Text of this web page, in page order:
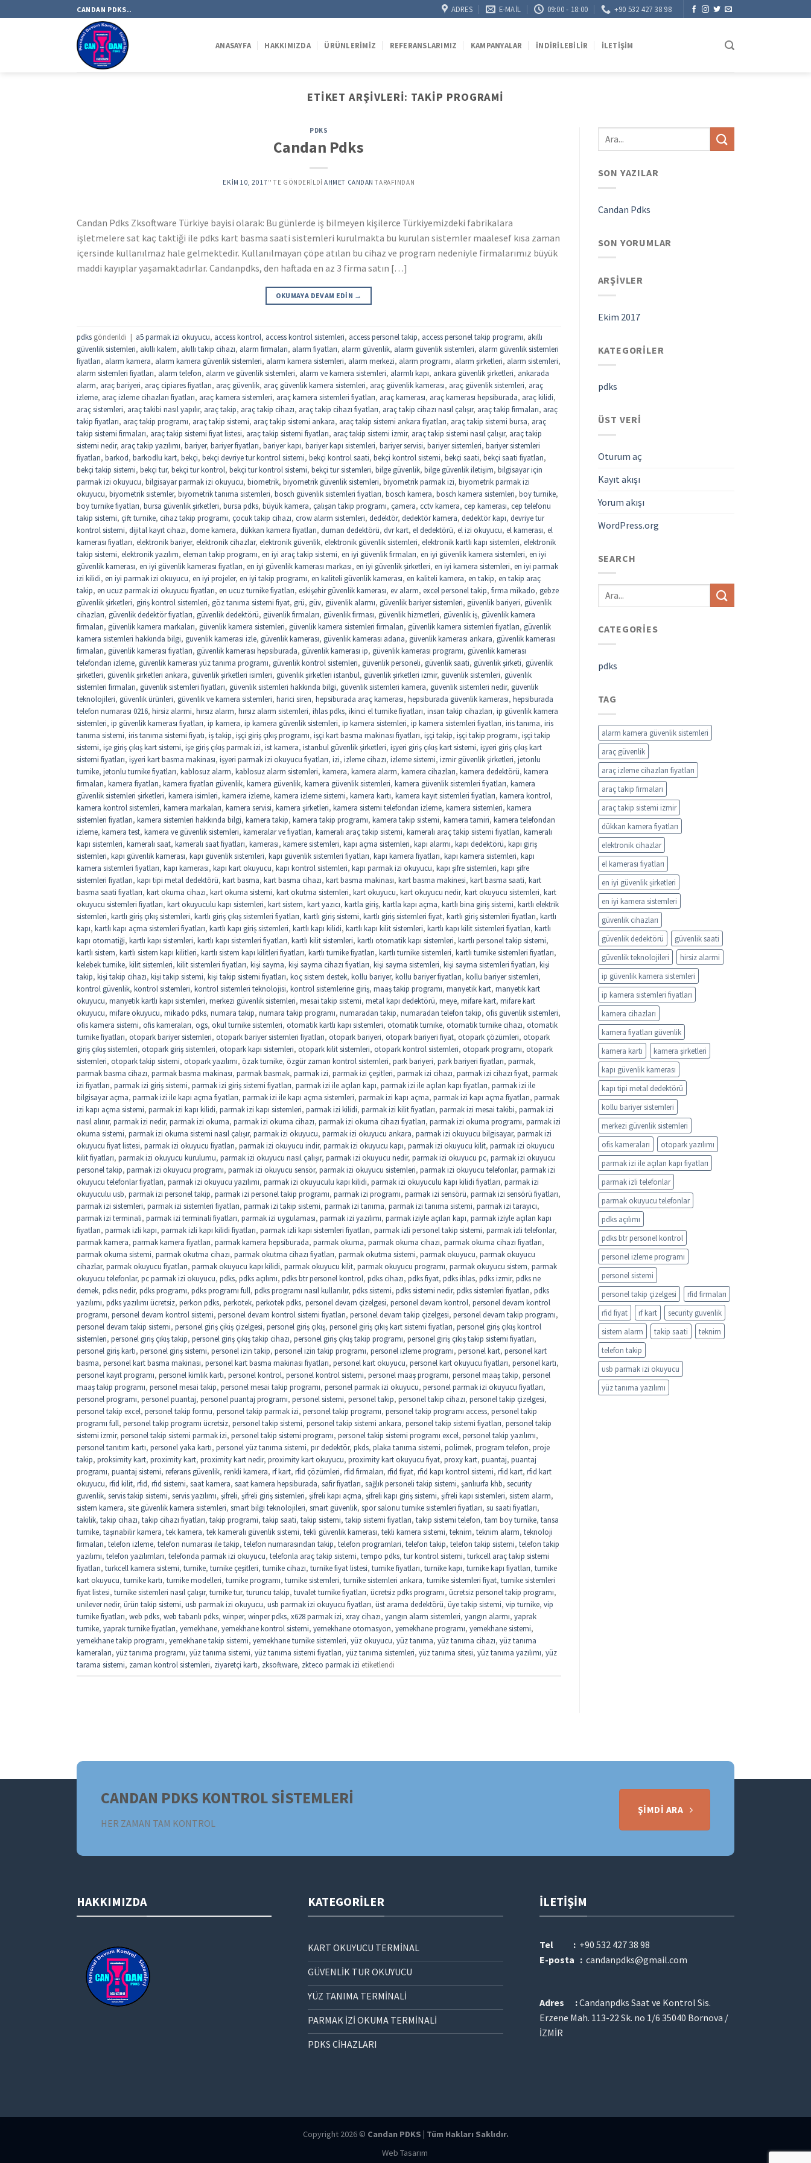
to
CANDAN PDKS.. ADRES E-MAIL 09:00 - 18:00 +90 532 427 38 98
ANASAYFA HAKKIMIZDA ÜRÜNLERIMIZ REFERANSLARIMIZ KAMPANYALAR İNDIRILEBILIR İLETIŞIM
ETIKET ARŞIVLERI: TAKIP PROGRAMI
PDKS
Candan Pdks
EKIM 10, 2017’' TE GÖNDERILDI AHMET CANDAN TARAFINDAN
Candan Pdks Zksoftware Türkiye bayisi olarak: Bu günlerde iş bilmeyen kişilerce Türkiyemizdeki fabrikalara
işletmelere sat kaç taktiği ile pdks kart basma saati sistemleri kurulmakta bu kurulan sistemler maalesef kısa zaman
içersinde kullanılmaz hale gelmektedir. Kullanılmayan çöpe atılan bu cihaz ve program nedeniyle firmalarımız büyük
maddi kayıplar yaşamaktadırlar. Candanpdks, den haftada en az 3 firma satın […]
OKUMAYA DEVAM EDIN →
pdks gönderildi | a5 parmak izi okuyucu, access kontrol, access kontrol sistemleri, access personel takip, access personel takip programı, akıllı
güvenlik sistemleri, akıllı kalem, akıllı takip cihazı, alarm firmaları, alarm fiyatları, alarm güvenlik, alarm güvenlik sistemleri, alarm güvenlik sistemleri
fiyatları, alarm kamera, alarm kamera güvenlik sistemleri, alarm kamera sistemleri, alarm merkezi, alarm programı, alarm şirketleri, alarm sistemleri,
alarm sistemleri fiyatları, alarm telefon, alarm ve güvenlik sistemleri, alarm ve kamera sistemleri, alarmlı kapı, ankara güvenlik şirketleri, ankarada
alarm, araç bariyeri, araç cipiares fiyatları, araç güvenlik, araç güvenlik kamera sistemleri, araç güvenlik kamerası, araç güvenlik sistemleri, araç
izleme, araç izleme cihazları fiyatları, araç kamera sistemleri, araç kamera sistemleri fiyatları, araç kamerası, araç kamerası hepsiburada, araç kilidi,
araç sistemleri, araç takibi nasıl yapılır, araç takip, araç takip cihazı, araç takip cihazı fiyatları, araç takip cihazı nasıl çalışır, araç takip firmaları, araç
takip fiyatları, araç takip programı, araç takip sistemi, araç takip sistemi ankara, araç takip sistemi ankara fiyatları, araç takip sistemi bursa, araç
takip sistemi firmaları, araç takip sistemi fiyat listesi, araç takip sistemi fiyatları, araç takip sistemi izmir, araç takip sistemi nasıl çalışır, araç takip
sistemi nedir, araç takip yazılımı, bariyer, bariyer fiyatları, bariyer kapı, bariyer kapı sistemleri, bariyer servisi, bariyer sistemleri, bariyer sistemleri
fiyatları, barkod, barkodlu kart, bekçi, bekçi devriye tur kontrol sistemi, bekçi kontrol saati, bekçi kontrol sistemi, bekçi saati, bekçi saati fiyatları,
bekçi takip sistemi, bekçi tur, bekçi tur kontrol, bekçi tur kontrol sistemi, bekçi tur sistemleri, bilge güvenlik, bilge güvenlik iletişim, bilgisayar için
parmak izi okuyucu, bilgisayar parmak izi okuyucu, biometrik, biyometrik güvenlik sistemleri, biyometrik parmak izi, biyometrik parmak izi
okuyucu, biyometrik sistemler, biyometrik tanıma sistemleri, bosch güvenlik sistemleri fiyatları, bosch kamera, bosch kamera sistemleri, boy turnike,
boy turnike fiyatları, bursa güvenlik şirketleri, bursa pdks, büyük kamera, çalışan takip programı, çamera, cctv kamera, cep kamerası, cep telefonu
takip sistemi, çift turnike, cihaz takip programı, çocuk takip cihazı, crow alarm sistemleri, dedektör, dedektör kamera, dedektör kapı, devriye tur
kontrol sistemi, dijital kayıt cihazı, dome kamera, dükkan kamera fiyatları, duman dedektörü, dvr kart, el dedektörü, el izi okuyucu, el kamerası, el
kamerası fiyatları, elektronik bariyer, elektronik cihazlar, elektronik güvenlik, elektronik güvenlik sistemleri, elektronik kartlı kapı sistemleri, elektronik
takip sistemi, elektronik yazılım, eleman takip programı, en iyi araç takip sistemi, en iyi güvenlik firmaları, en iyi güvenlik kamera sistemleri, en iyi
güvenlik kamerası, en iyi güvenlik kamerası fiyatları, en iyi güvenlik kamerası markası, en iyi güvenlik şirketleri, en iyi kamera sistemleri, en iyi parmak
izi kilidi, en iyi parmak izi okuyucu, en iyi projeler, en iyi takip programı, en kaliteli güvenlik kamerası, en kaliteli kamera, en takip, en takip araç
takip, en ucuz parmak izi okuyucu fiyatları, en ucuz turnike fiyatları, eskişehir güvenlik kamerası, ev alarm, excel personel takip, firma mikado, gebze
güvenlik şirketleri, giriş kontrol sistemleri, göz tanıma sistemi fiyat, grü, güv, güvenlik alarmı, güvenlik bariyer sistemleri, güvenlik bariyeri, güvenlik
cihazları, güvenlik dedektör fiyatları, güvenlik dedektörü, güvenlik firmaları, güvenlik firması, güvenlik hizmetleri, güvenlik iş, güvenlik kamera
firmaları, güvenlik kamera markaları, güvenlik kamera sistemleri, güvenlik kamera sistemleri firmaları, güvenlik kamera sistemleri fiyatları, güvenlik
kamera sistemleri hakkında bilgi, guvenlik kamerasi izle, güvenlik kamerası, güvenlik kamerası adana, güvenlik kamerası ankara, güvenlik kamerası
firmaları, güvenlik kamerası fiyatları, güvenlik kamerası hepsiburada, güvenlik kamerası ip, güvenlik kamerası programı, güvenlik kamerası
telefondan izleme, güvenlik kamerası yüz tanıma programı, güvenlik kontrol sistemleri, güvenlik personeli, güvenlik saati, güvenlik şirketi, güvenlik
şirketleri, güvenlik şirketleri ankara, güvenlik şirketleri isimleri, güvenlik şirketleri istanbul, güvenlik şirketleri izmir, güvenlik sistemleri, güvenlik
sistemleri firmaları, güvenlik sistemleri fiyatları, güvenlik sistemleri hakkında bilgi, güvenlik sistemleri kamera, güvenlik sistemleri nedir, güvenlik
teknolojileri, güvenlik ürünleri, güvenlik ve kamera sistemleri, harici siren, hepsiburada araç kamerası, hepsiburada güvenlik kamerası, hepsiburada
telefon numarası 0216, hirsiz alarmi, hırsız alarm, hırsız alarm sistemleri, ihlas pdks, ikinci el turnike fiyatları, insan takip cihazları, ip güvenlik kamera
sistemleri, ip güvenlik kamerası fiyatları, ip kamera, ip kamera güvenlik sistemleri, ip kamera sistemleri, ip kamera sistemleri fiyatları, iris tanıma, iris
tanıma sistemi, iris tanıma sistemi fiyatı, iş takip, işçi giriş çıkış programı, işçi kart basma makinası fiyatları, işçi takip, işçi takip programı, işçi takip
sistemi, işe giriş çıkış kart sistemi, işe giriş çıkış parmak izi, ist kamera, istanbul güvenlik şirketleri, işyeri giriş çıkış kart sistemi, işyeri giriş çıkış kart
sistemi fiyatları, işyeri kart basma makinası, işyeri parmak izi okuyucu fiyatları, izi, izleme cihazı, izleme sistemi, izmir güvenlik şirketleri, jetonlu
turnike, jetonlu turnike fiyatları, kablosuz alarm, kablosuz alarm sistemleri, kamera, kamera alarm, kamera cihazları, kamera dedektörü, kamera
firmaları, kamera fiyatları, kamera fiyatları güvenlik, kamera güvenlik, kamera güvenlik sistemleri, kamera güvenlik sistemleri fiyatları, kamera
güvenlik sistemleri şirketleri, kamera isimleri, kamera izleme, kamera izleme sistemi, kamera kartı, kamera kayıt sistemleri fiyatları, kamera kontrol,
kamera kontrol sistemleri, kamera markaları, kamera servisi, kamera şirketleri, kamera sistemi telefondan izleme, kamera sistemleri, kamera
sistemleri fiyatları, kamera sistemleri hakkında bilgi, kamera takip, kamera takip programı, kamera takip sistemi, kamera tamiri, kamera telefondan
izleme, kamera test, kamera ve güvenlik sistemleri, kameralar ve fiyatları, kameralı araç takip sistemi, kameralı araç takip sistemi fiyatları, kameralı
kapı sistemleri, kameralı saat, kameralı saat fiyatları, kamerası, kamere sistemleri, kapı açma sistemleri, kapı alarmı, kapı dedektörü, kapı giriş
sistemleri, kapı güvenlik kamerası, kapı güvenlik sistemleri, kapı güvenlik sistemleri fiyatları, kapı kamera fiyatları, kapı kamera sistemleri, kapı
kamera sistemleri fiyatları, kapı kamerası, kapı kart okuyucu, kapı kontrol sistemleri, kapı parmak izi okuyucu, kapı şifre sistemleri, kapı şifre
sistemleri fiyatları, kapı tipi metal dedektörü, kart basma, kart basma cihazı, kart basma makinası, kart basma makinesi, kart basma saati, kart
basma saati fiyatları, kart okuma cihazı, kart okuma sistemi, kart okutma sistemleri, kart okuyucu, kart okuyucu nedir, kart okuyucu sistemleri, kart
okuyucu sistemleri fiyatları, kart okuyuculu kapı sistemleri, kart sistem, kart yazıcı, kartla giriş, kartla kapı açma, kartlı bina giriş sistemi, kartlı elektrik
sistemleri, kartlı giriş çıkış sistemleri, kartlı giriş çıkış sistemleri fiyatları, kartlı giriş sistemi, kartlı giriş sistemleri fiyat, kartlı giriş sistemleri fiyatları, kartlı
kapı, kartlı kapı açma sistemleri fiyatları, kartlı kapı giriş sistemleri, kartlı kapı kilidi, kartlı kapı kilit sistemleri, kartlı kapı kilit sistemleri fiyatları, kartlı
kapı otomatiği, kartlı kapı sistemleri, kartlı kapı sistemleri fiyatları, kartlı kilit sistemleri, kartlı otomatik kapı sistemleri, kartlı personel takip sistemi,
kartlı sistem, kartlı sistem kapı kilitleri, kartlı sistem kapı kilitleri fiyatları, kartlı turnike fiyatları, kartlı turnike sistemleri, kartlı turnike sistemleri fiyatları,
kelebek turnike, kilit sistemleri, kilit sistemleri fiyatları, kişi sayma, kişi sayma cihazı fiyatları, kişi sayma sistemleri, kişi sayma sistemleri fiyatları, kişi
takip, kişi takip cihazı, kişi takip sistemi, kişi takip sistemi fiyatları, koç sistem destek, kollu bariyer, kollu bariyer fiyatları, kollu bariyer sistemleri,
kontrol güvenlik, kontrol sistemleri, kontrol sistemleri teknolojisi, kontrol sistemlerine giriş, maaş takip programı, manyetik kart, manyetik kart
okuyucu, manyetik kartlı kapı sistemleri, merkezi güvenlik sistemleri, mesai takip sistemi, metal kapı dedektörü, meye, mifare kart, mifare kart
okuyucu, mifare okuyucu, mikado pdks, numara takip, numara takip programı, numaradan takip, numaradan telefon takip, ofis güvenlik sistemleri,
ofis kamera sistemi, ofis kameraları, ogs, okul turnike sistemleri, otomatik kartlı kapı sistemleri, otomatik turnike, otomatik turnike cihazı, otomatik
turnike fiyatları, otopark bariyer sistemleri, otopark bariyer sistemleri fiyatları, otopark bariyeri, otopark bariyeri fiyat, otopark çözümleri, otopark
giriş çıkış sistemleri, otopark giriş sistemleri, otopark kapı sistemleri, otopark kilit sistemleri, otopark kontrol sistemleri, otopark programı, otopark
sistemleri, otopark takip sistemi, otopark yazılımı, özak turnike, özgür zaman kontrol sistemleri, park bariyeri, park bariyeri fiyatları, parmak,
parmak basma cihazı, parmak basma makinası, parmak basmak, parmak izi, parmak izi çeşitleri, parmak izi cihazı, parmak izi cihazı fiyat, parmak
izi fiyatları, parmak izi giriş sistemi, parmak izi giriş sistemi fiyatları, parmak izi ile açılan kapı, parmak izi ile açılan kapı fiyatları, parmak izi ile
bilgisayar açma, parmak izi ile kapı açma fiyatları, parmak izi ile kapı açma sistemleri, parmak izi kapı açma, parmak izi kapı açma fiyatları, parmak
izi kapı açma sistemi, parmak izi kapı kilidi, parmak izi kapı sistemleri, parmak izi kilidi, parmak izi kilit fiyatları, parmak izi mesai takibi, parmak izi
nasıl alınır, parmak izi nedir, parmak izi okuma, parmak izi okuma cihazı, parmak izi okuma cihazı fiyatları, parmak izi okuma programı, parmak izi
okuma sistemi, parmak izi okuma sistemi nasıl çalışır, parmak izi okuyucu, parmak izi okuyucu ankara, parmak izi okuyucu bilgisayar, parmak izi
okuyucu fiyat listesi, parmak izi okuyucu fiyatları, parmak izi okuyucu indir, parmak izi okuyucu kapı, parmak izi okuyucu kilit, parmak izi okuyucu
kilit fiyatları, parmak izi okuyucu kurulumu, parmak izi okuyucu nasıl çalışır, parmak izi okuyucu nedir, parmak izi okuyucu pc, parmak izi okuyucu
personel takip, parmak izi okuyucu programı, parmak izi okuyucu sensör, parmak izi okuyucu sistemleri, parmak izi okuyucu telefonlar, parmak izi
okuyucu telefonlar fiyatları, parmak izi okuyucu yazılımı, parmak izi okuyuculu kapı kilidi, parmak izi okuyuculu kapı kilidi fiyatları, parmak izi
okuyuculu usb, parmak izi personel takip, parmak izi personel takip programı, parmak izi programı, parmak izi sensörü, parmak izi sensörü fiyatları,
parmak izi sistemleri, parmak izi sistemleri fiyatları, parmak izi takip sistemi, parmak izi tanıma, parmak izi tanıma sistemi, parmak izi tarayıcı,
parmak izi terminali, parmak izi terminali fiyatları, parmak izi uygulaması, parmak izi yazılımı, parmak iziyle açılan kapı, parmak iziyle açılan kapı
fiyatları, parmak izli kapı, parmak izli kapı kilidi fiyatları, parmak izli kapı sistemleri fiyatları, parmak izli personel takip sistemi, parmak izli telefonlar,
parmak kamera, parmak kamera fiyatları, parmak kamera hepsiburada, parmak okuma, parmak okuma cihazı, parmak okuma cihazı fiyatları,
parmak okuma sistemi, parmak okutma cihazı, parmak okutma cihazı fiyatları, parmak okutma sistemi, parmak okuyucu, parmak okuyucu
cihazlar, parmak okuyucu fiyatları, parmak okuyucu kapı kilidi, parmak okuyucu kilit, parmak okuyucu programı, parmak okuyucu sistem, parmak
okuyucu telefonlar, pc parmak izi okuyucu, pdks, pdks açılımı, pdks btr personel kontrol, pdks cihazı, pdks fiyat, pdks ihlas, pdks izmir, pdks ne
demek, pdks nedir, pdks programı, pdks programı full, pdks programı nasıl kullanılır, pdks sistemi, pdks sistemi nedir, pdks sistemleri fiyatları, pdks
yazılımı, pdks yazılımı ücretsiz, perkon pdks, perkotek, perkotek pdks, personel devam çizelgesi, personel devam kontrol, personel devam kontrol
programı, personel devam kontrol sistemi, personel devam kontrol sistemi fiyatları, personel devam takip çizelgesi, personel devam takip programı,
personel devam takip sistemi, personel giriş çikiş çizelgesi, personel giriş çıkış, personel giriş çıkış kart sistemi fiyatları, personel giriş çıkış kontrol
sistemleri, personel giriş çıkış takip, personel giriş çıkış takip cihazı, personel giriş çıkış takip programı, personel giriş çıkış takip sistemi fiyatları,
personel giriş kartı, personel giriş sistemi, personel izin takip, personel izin takip programı, personel izleme programı, personel kart, personel kart
basma, personel kart basma makinası, personel kart basma makinası fiyatları, personel kart okuyucu, personel kart okuyucu fiyatları, personel kartı,
personel kayıt programı, personel kimlik kartı, personel kontrol, personel kontrol sistemi, personel maaş programı, personel maaş takip, personel
maaş takip programı, personel mesai takip, personel mesai takip programı, personel parmak izi okuyucu, personel parmak izi okuyucu fiyatları,
personel programı, personel puantaj, personel puantaj programı, personel sistemi, personel takip, personel takip cihazı, personel takip çizelgesi,
personel takip excel, personel takip formu, personel takip parmak izi, personel takip programı, personel takip programı access, personel takip
programı full, personel takip programı ücretsiz, personel takip sistemi, personel takip sistemi ankara, personel takip sistemi fiyatları, personel takip
sistemi izmir, personel takip sistemi parmak izi, personel takip sistemi programı, personel takip sistemi programı excel, personel takip yazılımı,
personel tanıtım kartı, personel yaka kartı, personel yüz tanıma sistemi, pır dedektör, pkds, plaka tanıma sistemi, polimek, program telefon, proje
takip, proksimity kart, proximity kart, proximity kart nedir, proximity kart okuyucu, proximity kart okuyucu fiyat, proxy kart, puantaj, puantaj
programı, puantaj sistemi, referans güvenlik, renkli kamera, rf kart, rfid çözümleri, rfid firmaları, rfid fiyat, rfid kapı kontrol sistemi, rfid kart, rfid kart
okuyucu, rfid kilit, rfıd, rfıd sistemi, saat kamera, saat kamera hepsiburada, safir fiyatları, sağlık personeli takip sistemi, şanlıurfa khb, security
guvenlik, servis takip sistemi, servis yazılımı, şifreli, şifreli giriş sistemleri, şifreli kapı açma, şifreli kapı giriş sistemi, şifreli kapı sistemleri, sistem alarm,
sistem kamera, site güvenlik kamera sistemleri, smart bilgi teknolojileri, smart güvenlik, spor salonu turnike sistemleri fiyatları, su saati fiyatları,
takilik, takip cihazı, takip cihazı fiyatları, takip programi, takip saati, takip sistemi, takip sistemi fiyatları, takip sistemi telefon, tam boy turnike, tansa
turnike, taşınabilir kamera, tek kamera, tek kameralı güvenlik sistemi, tekli güvenlik kamerası, tekli kamera sistemi, teknim, teknim alarm, teknoloji
firmaları, telefon izleme, telefon numarası ile takip, telefon numarasından takip, telefon programlari, telefon takip, telefon takip sistemi, telefon takip
yazılımı, telefon yazılımları, telefonda parmak izi okuyucu, telefonla araç takip sistemi, tempo pdks, tur kontrol sistemi, turkcell araç takip sistemi
fiyatları, turkcell kamera sistemi, turnike, turnike çeşitleri, turnike cihazı, turnike fiyat listesi, turnike fiyatları, turnike kapı, turnike kapı fiyatları, turnike
kart okuyucu, turnike kartı, turnike modelleri, turnike programı, turnike sistemleri, turnike sistemleri ankara, turnike sistemleri fiyat, turnike sistemleri
fiyat listesi, turnike sistemleri nasıl çalışır, turnike tur, turuncu takip, tuvalet turnike fiyatları, ücretsiz pdks programı, ücretsiz personel takip programı,
unilever nedir, ürün takip sistemi, usb parmak izi okuyucu, usb parmak izi okuyucu fiyatları, üst arama dedektörü, üye takip sistemi, vip turnike, vip
turnike fiyatları, web pdks, web tabanlı pdks, winper, winper pdks, x628 parmak izi, xray cihazı, yangın alarm sistemleri, yangın alarmı, yaprak
turnike, yaprak turnike fiyatları, yemekhane, yemekhane kontrol sistemi, yemekhane otomasyon, yemekhane programı, yemekhane sistemi,
yemekhane takip programı, yemekhane takip sistemi, yemekhane turnike sistemleri, yüz okuyucu, yüz tanıma, yüz tanıma cihazı, yüz tanıma
kameraları, yüz tanıma programı, yüz tanıma sistemi, yüz tanıma sistemi fiyatları, yüz tanıma sistemleri, yüz tanıma sitesi, yüz tanıma yazılımı, yüz
tarama sistemi, zaman kontrol sistemleri, ziyaretçi kartı, zksoftware, zkteco parmak izi etiketlendi
SON YAZILAR
Candan Pdks
SON YORUMLAR
ARŞIVLER
Ekim 2017
KATEGORILER
pdks
ÜST VERI
Oturum aç
Kayıt akışı
Yorum akışı
WordPress.org
SEARCH
CATEGORIES
pdks
TAG
alarm kamera güvenlik sistemleri
araç güvenlik
araç izleme cihazları fiyatları
araç takip firmaları
araç takip sistemi izmir
dükkan kamera fiyatları
elektronik cihazlar
el kamerası fiyatları
en iyi güvenlik şirketleri
en iyi kamera sistemleri
güvenlik cihazları
güvenlik dedektörü
güvenlik saati
güvenlik teknolojileri
hirsiz alarmi
ip güvenlik kamera sistemleri
ip kamera sistemleri fiyatları
kamera cihazları
kamera fiyatları güvenlik
kamera kartı
kamera şirketleri
kapı güvenlik kamerası
kapı tipi metal dedektörü
kollu bariyer sistemleri
merkezi güvenlik sistemleri
ofis kameraları
otopark yazılımı
parmak izi ile açılan kapı fiyatları
parmak izli telefonlar
parmak okuyucu telefonlar
pdks açılımı
pdks btr personel kontrol
personel izleme programı
personel sistemi
personel takip çizelgesi
rfid firmaları
rfid fiyat
rf kart
security guvenlik
sistem alarm
takip saati
teknim
telefon takip
usb parmak izi okuyucu
yüz tanıma yazılımı
CANDAN PDKS KONTROL SİSTEMLERİ
HER ZAMAN TAM KONTROL
ŞIMDI ARA
HAKKIMIZDA KATEGORILER
KART OKUYUCU TERMİNAL
GÜVENLİK TUR OKUYUCU
YÜZ TANIMA TERMİNALİ
PARMAK İZİ OKUMA TERMİNALİ
PDKS CİHAZLARI
İLETIŞIM
Tel : +90 532 427 38 98
E-posta : candanpdks@gmail.com
Adres :Candanpdks Saat ve Kontrol Sis.
Erzene Mah. 113-22 Sk. no 1/6 35040 Bornova /
İZMİR
Copyright 2026 © Candan PDKS | Tüm Hakları Saklıdır.
Web Tasarım